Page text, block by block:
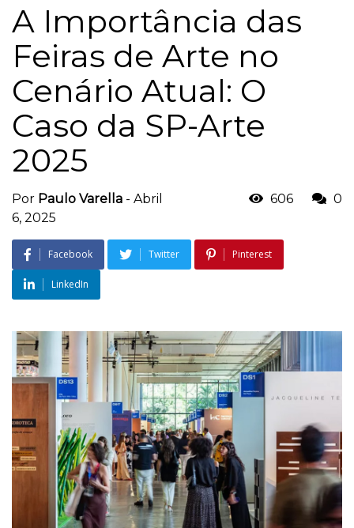
A Importância das
Feiras de Arte no
Cenário Atual: O
Caso da SP-Arte
2025
Por Paulo Varella - Abril
6, 2025
606 0
Facebook Twitter Pinterest
LinkedIn